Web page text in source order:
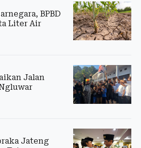
BPBD
Liter Air
Jalan
Jateng